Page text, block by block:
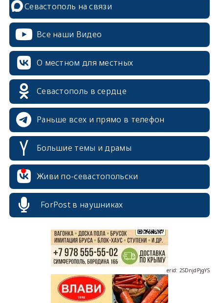
Севастополь на связи
Все наши Видео
О местном для местных
Севастополь в сердце
Раньше всех и прямо в телефон
Большие темы и драмы
Живи по-севастопольски
ForPost в наушниках
erid: 2SDnjcrDNw6